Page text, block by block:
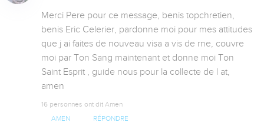
Merci Pere pour ce message, benis topchretien,
benis Eric Celerier, pardonne moi pour mes attitudes
que j ai faites de nouveau visa a vis de rne, couvre
moi par Ton Sang maintenant et donne moi Ton
Saint Esprit , guide nous pour la collecte de l at,
amen
16 personnes ont dit Amen
AMEN RÉPONDRE